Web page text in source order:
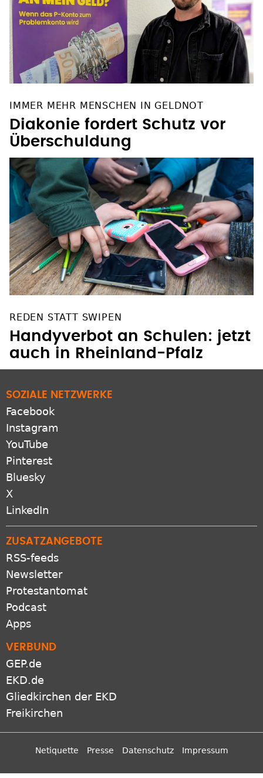
IMMER MEHR MENSCHEN IN GELDNOT
Diakonie fordert Schutz vor
Überschuldung
REDEN STATT SWIPEN
Handyverbot an Schulen: jetzt
auch in Rheinland-Pfalz
SOZIALE NETZWERKE
Facebook
Instagram
YouTube
Pinterest
Bluesky
X
LinkedIn
ZUSATZANGEBOTE
RSS-feeds
Newsletter
Protestantomat
Podcast
Apps
VERBUND
GEP.de
EKD.de
Gliedkirchen der EKD
Freikirchen
Netiquette Presse Datenschutz Impressum